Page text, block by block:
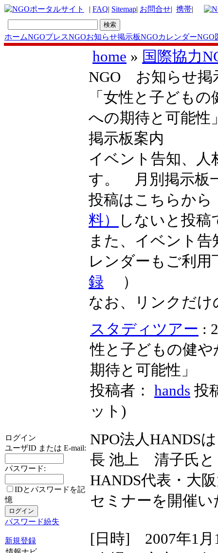
| FAQ| Sitemap| お問合せ| 携帯|
ホームNGOプレスNGOお知らせ掲示板NGOカレンダーNGO
ログイン
ユーザID または E-mail:
パスワード:
IDとパスワードを記
憶
パスワード紛失
新規登録
home » 国際協力
NGO お知らせ掲
「女性と子ども
への期待と可能性
掲示板案内
イベント告知、人
す。 月別掲示
投稿はこちらか
料）
しないと投
また、イベント
レンダーもご利
録 ）
なお、リンクだ
スタディツアー :
性と子どもの健
期待と可能性」
投稿者： hands 投
ット )
NPO法人HANDS
長 池上 清子氏と
HANDS代表・大
セミナーを開催
[日時] 2007年1月